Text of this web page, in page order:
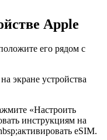
Apple
его рядом с
экране устройства
«Настроить
инструкциям на
eSIM.